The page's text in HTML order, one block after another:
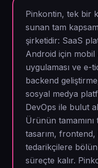
Pinkontin, tek bir
sunan tam
şirketidir: SaaS
Android için mobil
uygulaması ve e-
backend
sosyal medya
DevOps ile bulut
Ürünün
tasarım, frontend,
tedarikçilere
süreçte kalır.